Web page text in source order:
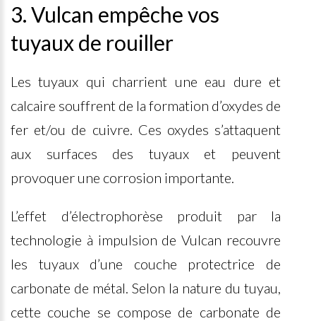
3. Vulcan empêche vos
tuyaux de rouiller
Les tuyaux qui charrient une eau dure et
calcaire souffrent de la formation d’oxydes de
fer et/ou de cuivre. Ces oxydes s’attaquent
aux surfaces des tuyaux et peuvent
provoquer une corrosion importante.
L’effet d’électrophorèse produit par la
technologie à impulsion de Vulcan recouvre
les tuyaux d’une couche protectrice de
carbonate de métal. Selon la nature du tuyau,
cette couche se compose de carbonate de